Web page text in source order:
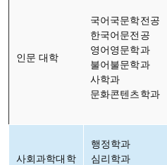
인문 대학
국어국문학전공
한국어문전공
영어영문학과
불어불문학과
사학과
문화콘텐츠학과
사회과학대학
행정학과
심리학과